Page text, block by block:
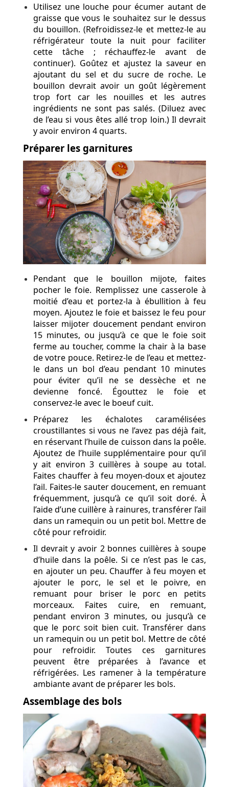
Utilisez une louche pour écumer autant de
graisse que vous le souhaitez sur le dessus
du bouillon. (Refroidissez-le et mettez-le au
réfrigérateur toute la nuit pour faciliter
cette tâche ; réchauffez-le avant de
continuer). Goûtez et ajustez la saveur en
ajoutant du sel et du sucre de roche. Le
bouillon devrait avoir un goût légèrement
trop fort car les nouilles et les autres
ingrédients ne sont pas salés. (Diluez avec
de l’eau si vous êtes allé trop loin.) Il devrait
y avoir environ 4 quarts.
Préparer les garnitures
Pendant que le bouillon mijote, faites
pocher le foie. Remplissez une casserole à
moitié d’eau et portez-la à ébullition à feu
moyen. Ajoutez le foie et baissez le feu pour
laisser mijoter doucement pendant environ
15 minutes, ou jusqu’à ce que le foie soit
ferme au toucher, comme la chair à la base
de votre pouce. Retirez-le de l’eau et mettez-
le dans un bol d’eau pendant 10 minutes
pour éviter qu’il ne se dessèche et ne
devienne foncé. Égouttez le foie et
conservez-le avec le boeuf cuit.
Préparez les échalotes caramélisées
croustillantes si vous ne l’avez pas déjà fait,
en réservant l’huile de cuisson dans la poêle.
Ajoutez de l’huile supplémentaire pour qu’il
y ait environ 3 cuillères à soupe au total.
Faites chauffer à feu moyen-doux et ajoutez
l’ail. Faites-le sauter doucement, en remuant
fréquemment, jusqu’à ce qu’il soit doré. À
l’aide d’une cuillère à rainures, transférer l’ail
dans un ramequin ou un petit bol. Mettre de
côté pour refroidir.
Il devrait y avoir 2 bonnes cuillères à soupe
d’huile dans la poêle. Si ce n’est pas le cas,
en ajouter un peu. Chauffer à feu moyen et
ajouter le porc, le sel et le poivre, en
remuant pour briser le porc en petits
morceaux. Faites cuire, en remuant,
pendant environ 3 minutes, ou jusqu’à ce
que le porc soit bien cuit. Transférer dans
un ramequin ou un petit bol. Mettre de côté
pour refroidir. Toutes ces garnitures
peuvent être préparées à l’avance et
réfrigérées. Les ramener à la température
ambiante avant de préparer les bols.
Assemblage des bols